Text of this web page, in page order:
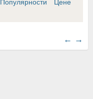
Популярности
Цене
← →